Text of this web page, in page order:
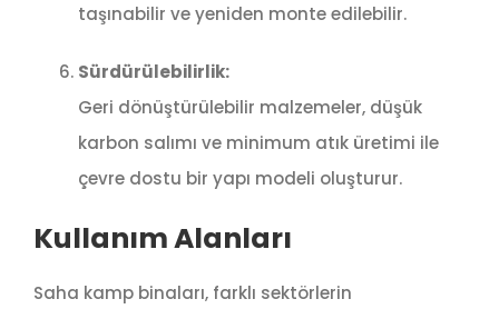
taşınabilir ve yeniden monte edilebilir.
Sürdürülebilirlik:
Geri dönüştürülebilir malzemeler, düşük
karbon salımı ve minimum atık üretimi ile
çevre dostu bir yapı modeli oluşturur.
Kullanım Alanları
Saha kamp binaları, farklı sektörlerin